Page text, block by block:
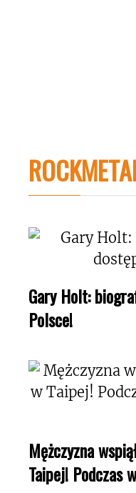
Gary Holt:
Polsce!
Mężczyzna
Taipej! Podczas